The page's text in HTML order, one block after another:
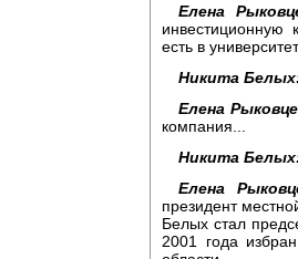
Елена
инвестиционную
есть в
Никита
Елена
компания...
Никита
Елена
президент
Белых стал
2001 года